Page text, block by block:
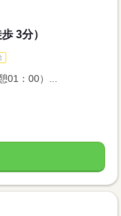
3分）
01：00）...